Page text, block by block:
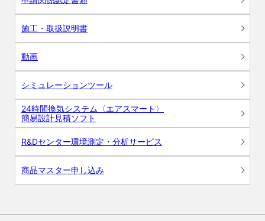
施工・取扱説明書
動画
シミュレーションツール
24時間換気システム〈エアスマート〉
簡易設計見積ソフト
R&Dセンター環境測定・分析サービス
商品マスター申し込み